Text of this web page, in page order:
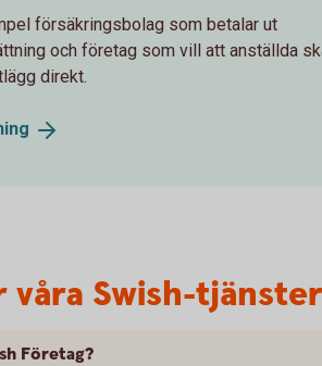
försäkringsbolag som betalar ut
och företag som vill att anställda
direkt.
våra Swish-
Företag?